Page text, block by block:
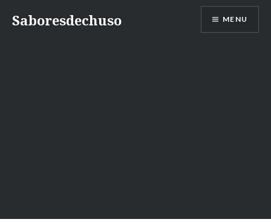
Saboresdechuso MENU